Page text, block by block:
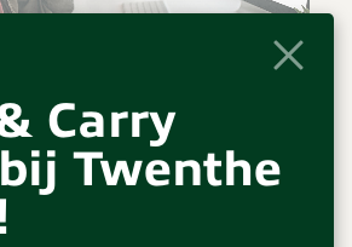
Carry
Twenthe